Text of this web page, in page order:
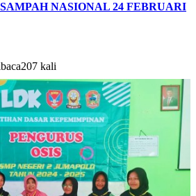
NASIONAL 24 FEBRUARI
kali